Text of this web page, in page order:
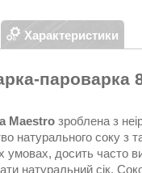
Характеристики
пароварка
Maestro зроблена з
натурального соку з
умовах, досить часто
натуральний сік.